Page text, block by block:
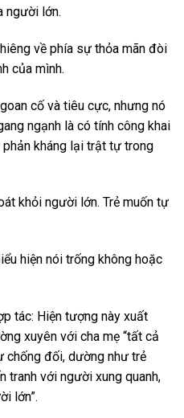
người lớn.
về phía sự thỏa mãn đòi
của mình.
cố và tiêu cực, nhưng nó
ngạnh là có tính công khai
kháng lại trật tự trong
khỏi người lớn. Trẻ muốn tự
hiện nói trống không hoặc
tác: Hiện tượng này xuất
xuyên với cha mẹ “tất cả
chống đối, dường như trẻ
tranh với người xung quanh,
lớn”.